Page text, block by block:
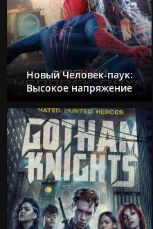
Новый Человек-паук:
Высокое напряжение